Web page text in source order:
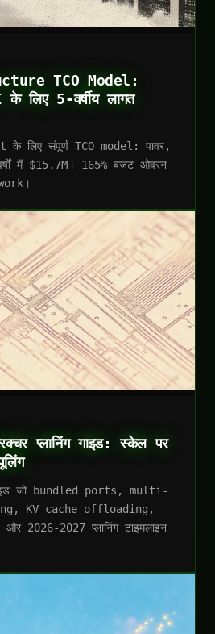
TCO Model:
5-वर्षीय लागत
के लिए संपूर्ण TCO model: पावर,
में $15.7M। 165% बजट ओवरन
प्लानिंग गाइड: स्केल पर
जो bundled ports, multi-
KV cache offloading,
2026-2027 प्लानिंग टाइमलाइन